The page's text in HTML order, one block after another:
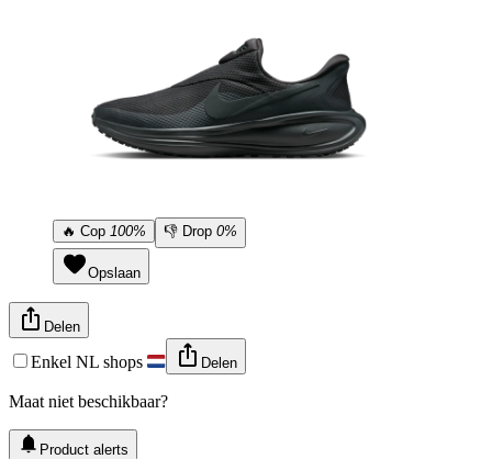
🔥 Cop 100% 👎 Drop 0%
Opslaan
Delen
Enkel NL shops Delen
Maat niet beschikbaar?
Product alerts